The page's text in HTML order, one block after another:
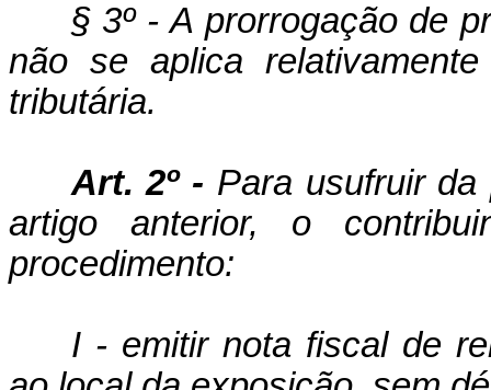
§ 3º - A prorrogação de
não se aplica
tributária.
Art. 2º - Para usufruir
artigo anterior, o
procedimento:
I - emitir nota fiscal de